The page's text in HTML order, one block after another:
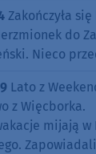
Zakończyła
do
Nieco
Lato z
z Więcborka.
mijają w